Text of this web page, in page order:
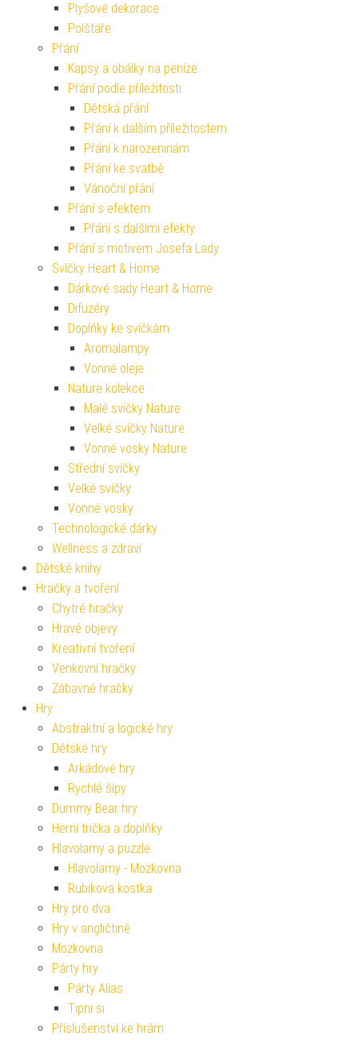
Plyšové dekorace
Polštáře
Přání
Kapsy a obálky na peníze
Přání podle příležitosti
Dětská přání
Přání k dalším příležitostem
Přání k narozeninám
Přání ke svatbě
Vánoční přání
Přání s efektem
Přání s dalšími efekty
Přání s motivem Josefa Lady
Svíčky Heart & Home
Dárkové sady Heart & Home
Difuzéry
Doplňky ke svíčkám
Aromalampy
Vonné oleje
Nature kolekce
Malé svíčky Nature
Velké svíčky Nature
Vonné vosky Nature
Střední svíčky
Velké svíčky
Vonné vosky
Technologické dárky
Wellness a zdraví
Dětské knihy
Hračky a tvoření
Chytré hračky
Hravé objevy
Kreativní tvoření
Venkovní hračky
Zábavné hračky
Hry
Abstraktní a logické hry
Dětské hry
Arkádové hry
Rychlé šípy
Dummy Bear hry
Herní trička a doplňky
Hlavolamy a puzzle
Hlavolamy - Mozkovna
Rubikova kostka
Hry pro dva
Hry v angličtině
Mozkovna
Párty hry
Párty Alias
Tipni si
Příslušenství ke hrám